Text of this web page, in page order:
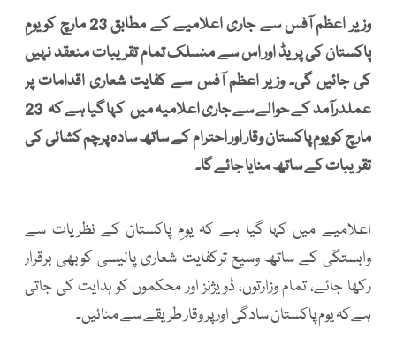
وزیر اعظم آفس سے جاری اعلامیے کے مطابق 23 مارچ کویومِ
پاکستان کی پریڈ اور اس سے منسلک تمام تقریبات منعقد نہیں
کی جائیں گی۔ وزیر اعظم آفس سے کفایت شعاری اقدامات پر
عملدرآمد کے حوالے سے جاری اعلامیہ میں کہا گیا ہے کہ 23
مارچ کو یوم پاکستان وقار اور احترام کے ساتھ سادہ پرچم کشائی کی
تقریبات کے ساتھ منایا جائے گا۔
اعلامیے میں کہا گیا ہے کہ یومِ پاکستان کے نظریات سے
وابستگی کے ساتھ وسیع ترکفایت شعاری پالیسی کوبھی برقرار
رکھا جائے، تمام وزارتوں، ڈویژنز اور محکموں کو ہدایت کی جاتی
ہےکہ یوم پاکستان سادگی اور پر وقار طریقے سے منائیں۔